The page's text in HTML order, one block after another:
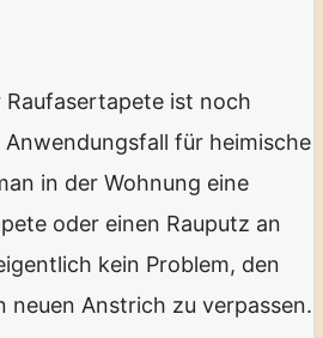
ist noch
für heimische
in der Wohnung eine
oder einen Rauputz an
kein Problem, den
neuen Anstrich zu verpassen.